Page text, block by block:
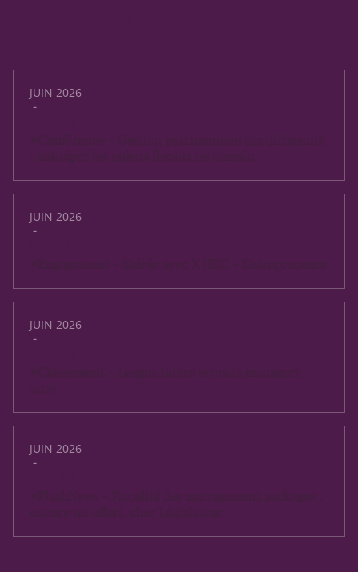
JUIN 2026
-
JUIN 2026
-
JUIN 2026
-
JUIN 2026
-